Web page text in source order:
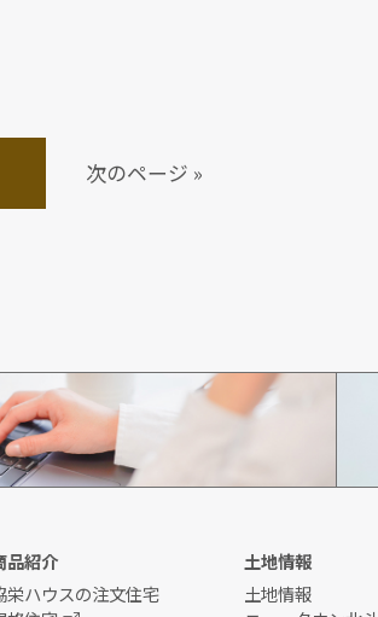
次のページ »
品紹介
栄ハウスの注文住宅
土地情報
土地情報